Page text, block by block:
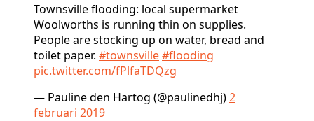
Townsville flooding: local supermarket
Woolworths is running thin on supplies.
People are stocking up on water, bread and
toilet paper. #townsville#flooding
pic.twitter.com/fPlfaTDQzg
— Pauline den Hartog (@paulinedhj)2
februari 2019